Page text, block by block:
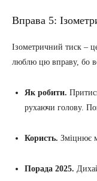
Вправа 5:
Ізометричний тиск –
люблю цю вправу, бо
Як робити.
рухаючи голову.
Користь. Зміцнює
Порада 2025.